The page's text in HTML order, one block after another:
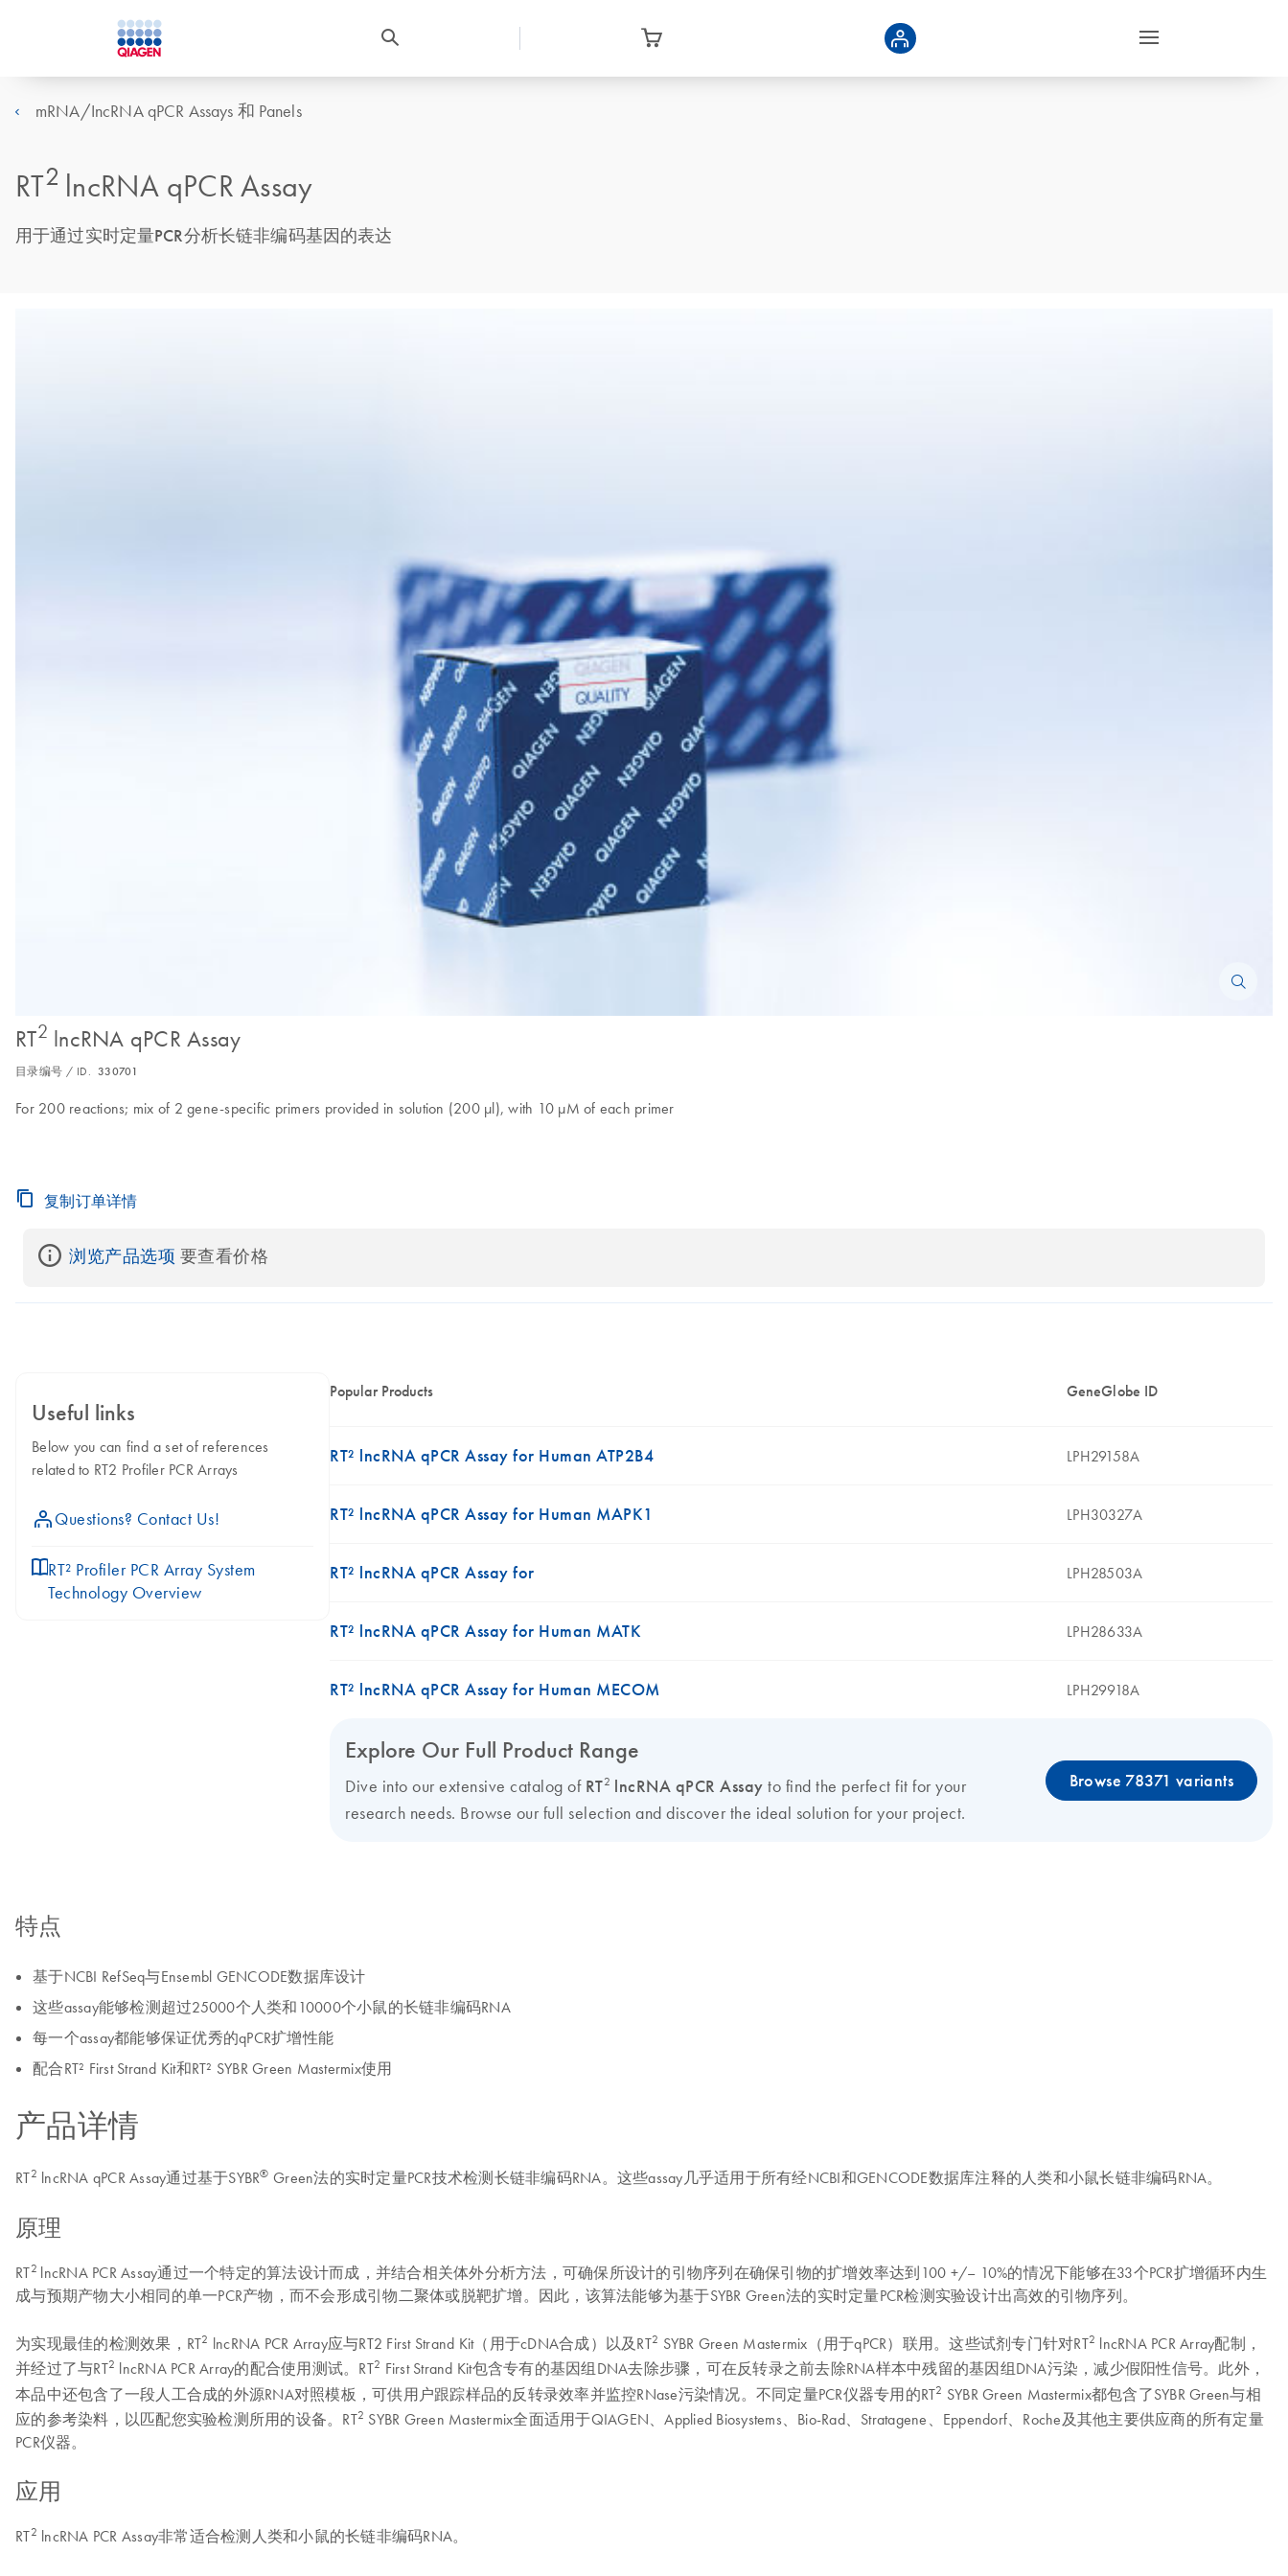
mRNA/IncRNA qPCR Assays 和 Panels
RT2 lncRNA qPCR Assay
用于通过实时定量PCR分析长链非编码基因的表达
RT2 lncRNA qPCR Assay
目录编号 / ID. 330701
For 200 reactions; mix of 2 gene-specific primers provided in solution (200 µl), with 10 µM of each primer
复制订单详情
浏览产品选项 要查看价格
Useful links
Below you can find a set of references
related to RT2 Profiler PCR Arrays
icon_0071_person-sQuestions? Contact Us!
icon_0046_book-sRT² Profiler PCR Array System
Technology Overview
Popular Products GeneGlobe ID
RT² lncRNA qPCR Assay for Human ATP2B4 LPH29158A
RT² lncRNA qPCR Assay for Human MAPK1 LPH30327A
RT² lncRNA qPCR Assay for LPH28503A
RT² lncRNA qPCR Assay for Human MATK LPH28633A
RT² lncRNA qPCR Assay for Human MECOM LPH29918A
Explore Our Full Product Range
Dive into our extensive catalog of RT2 lncRNA qPCR Assayto find the perfect fit for your
research needs. Browse our full selection and discover the ideal solution for your project.
Browse 78371 variants
特点
基于NCBI RefSeq与Ensembl GENCODE数据库设计
这些assay能够检测超过25000个人类和10000个小鼠的长链非编码RNA
每一个assay都能够保证优秀的qPCR扩增性能
配合RT² First Strand Kit和RT² SYBR Green Mastermix使用
产品详情
RT2 lncRNA qPCR Assay通过基于SYBR® Green法的实时定量PCR技术检测长链非编码RNA。这些assay几乎适用于所有经NCBI和GENCODE数据库注释的人类和小鼠长链非编码RNA。
原理
RT2 lncRNA PCR Assay通过一个特定的算法设计而成，并结合相关体外分析方法，可确保所设计的引物序列在确保引物的扩增效率达到100 +/– 10%的情况下能够在33个PCR扩增循环内生
成与预期产物大小相同的单一PCR产物，而不会形成引物二聚体或脱靶扩增。因此，该算法能够为基于SYBR Green法的实时定量PCR检测实验设计出高效的引物序列。
为实现最佳的检测效果，RT2 lncRNA PCR Array应与RT2 First Strand Kit（用于cDNA合成）以及RT2 SYBR Green Mastermix（用于qPCR）联用。这些试剂专门针对RT2 lncRNA PCR Array配制，
并经过了与RT2 lncRNA PCR Array的配合使用测试。RT2 First Strand Kit包含专有的基因组DNA去除步骤，可在反转录之前去除RNA样本中残留的基因组DNA污染，减少假阳性信号。此外，
本品中还包含了一段人工合成的外源RNA对照模板，可供用户跟踪样品的反转录效率并监控RNase污染情况。不同定量PCR仪器专用的RT2 SYBR Green Mastermix都包含了SYBR Green与相
应的参考染料，以匹配您实验检测所用的设备。RT2 SYBR Green Mastermix全面适用于QIAGEN、Applied Biosystems、Bio-Rad、Stratagene、Eppendorf、Roche及其他主要供应商的所有定量
PCR仪器。
应用
RT2 lncRNA PCR Assay非常适合检测人类和小鼠的长链非编码RNA。